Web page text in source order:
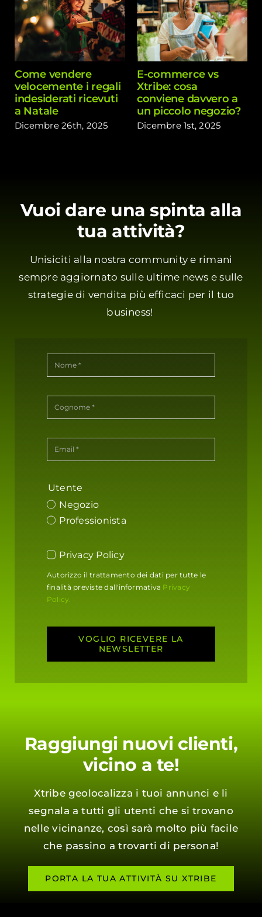
Come vendere
velocemente i regali
indesiderati ricevuti
a Natale
Dicembre 26th, 2025
E-commerce vs
Xtribe: cosa
conviene davvero a
un piccolo negozio?
Dicembre 1st, 2025
Vuoi dare una spinta alla
tua attività?
Unisiciti alla nostra community e rimani
sempre aggiornato sulle ultime news e sulle
strategie di vendita più efficaci per il tuo
business!
Utente
Negozio
Professionista
Privacy Policy
Autorizzo il trattamento dei dati per tutte le
finalità previste dall'informativa Privacy
Policy.
VOGLIO RICEVERE LA
NEWSLETTER
Raggiungi nuovi clienti,
vicino a te!
Xtribe geolocalizza i tuoi annunci e li
segnala a tutti gli utenti che si trovano
nelle vicinanze, così sarà molto più facile
che passino a trovarti di persona!
PORTA LA TUA ATTIVITÀ SU XTRIBE